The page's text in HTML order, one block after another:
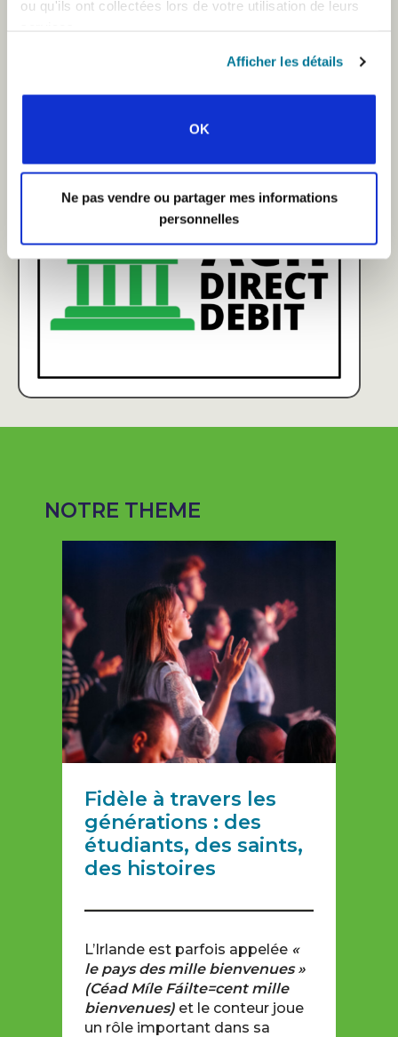
ou qu'ils ont collectées lors de votre utilisation de leurs
Afficher les détails
OK
Ne pas vendre ou partager mes informations
personnelles
NOTRE THEME
Fidèle à travers les
générations : des
étudiants, des saints,
des histoires
L’Irlande est parfois appelée«
le pays des mille bienvenues »
(Céad Míle Fáilte=cent mille
bienvenues) et le conteur joue
un rôle important dans sa